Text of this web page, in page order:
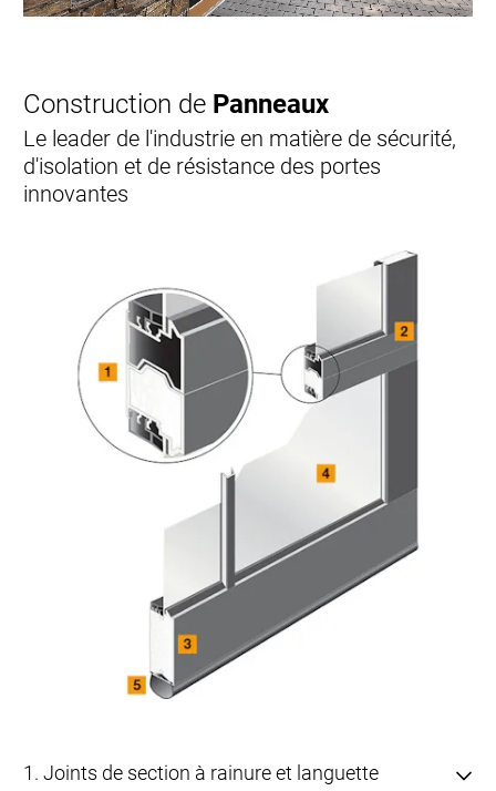
Construction de Panneaux
Le leader de l'industrie en matière de sécurité,
d'isolation et de résistance des portes
innovantes
1. Joints de section à rainure et languette